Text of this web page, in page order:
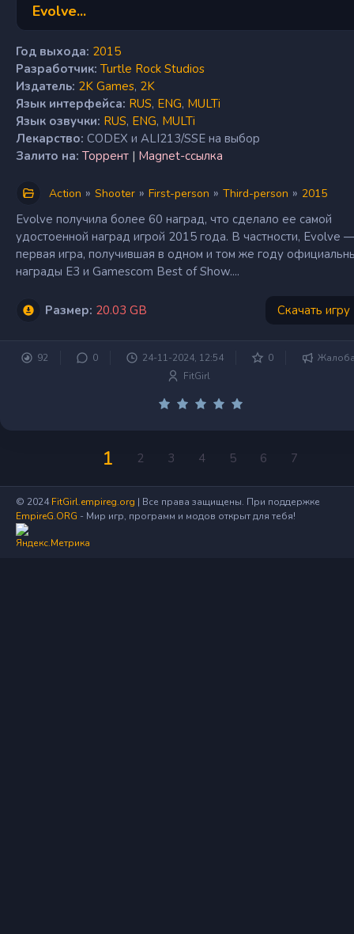
Evolve...
Год выхода: 2015
Разработчик: Turtle Rock Studios
Издатель: 2K Games, 2K
Язык интерфейса: RUS, ENG, MULTi
Язык озвучки: RUS, ENG, MULTi
Лекарство: CODEX и ALI213/SSE на выбор
Залито на: Торрент | Magnet-ссылка
Action » Shooter » First-person » Third-person » 2015
Evolve получила более 60 наград, что сделало ее самой
удостоенной наград игрой 2015 года. В частности, Evolve
первая игра, получившая в одном и том же году
награды E3 и Gamescom Best of Show....
Размер: 20.03 GB Скачать игру
92 0 24-11-2024, 12:54 0
FitGirl
1 2 3 4 5 6 7
© 2024FitGirl.empireg.org | Все права защищены. При поддержке
EmpireG.ORG - Мир игр, программ и модов открыт для тебя!